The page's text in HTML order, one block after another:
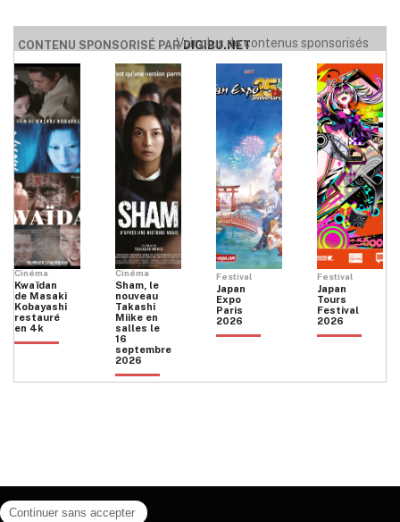
CONTENU SPONSORISÉ PARDIGIBU.NET
Voir plus de contenus sponsorisés
Cinéma
Kwaïdan
de Masaki
Kobayashi
restauré
en 4k
Cinéma
Sham, le
nouveau
Takashi
Miike en
salles le
16
septembre
2026
Festival
Japan
Expo
Paris
2026
Festival
Japan
Tours
Festival
2026